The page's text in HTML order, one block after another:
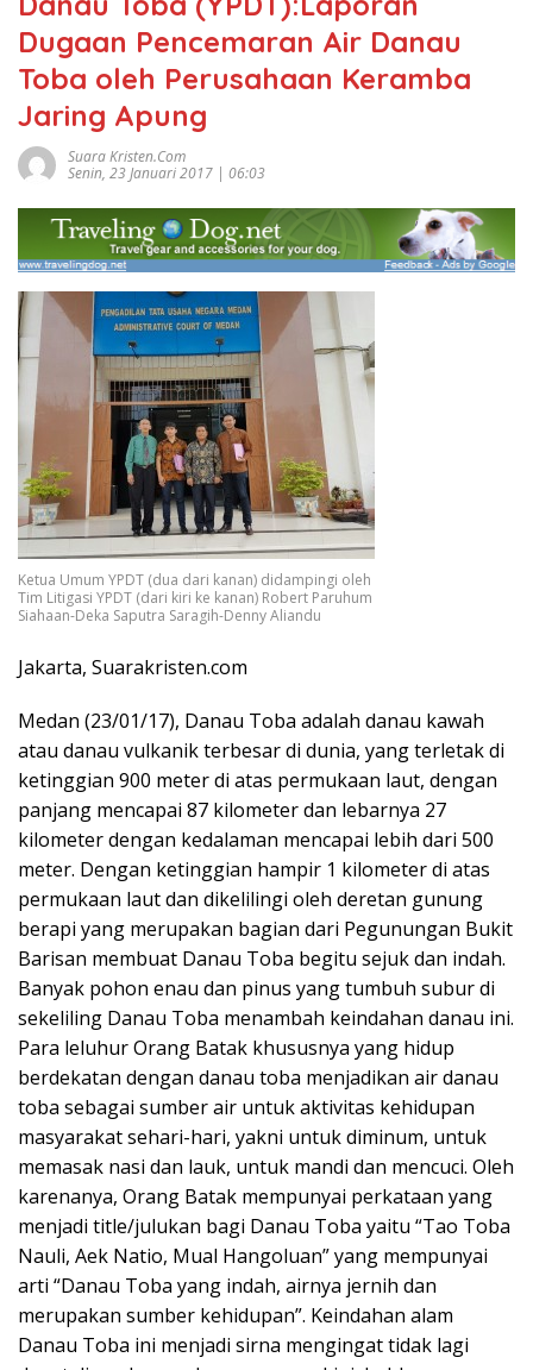
Dugaan Pencemaran Air Danau
Toba oleh Perusahaan Keramba
Jaring Apung
Suara Kristen.com
Senin, 23 Januari 2017 | 06:03
Ketua Umum YPDT (dua dari kanan) didampingi oleh
Tim Litigasi YPDT (dari kiri ke kanan) Robert Paruhum
Siahaan-Deka Saputra Saragih-Denny Aliandu
Jakarta, Suarakristen.com
Medan (23/01/17), Danau Toba adalah danau kawah
atau danau vulkanik terbesar di dunia, yang terletak di
ketinggian 900 meter di atas permukaan laut, dengan
panjang mencapai 87 kilometer dan lebarnya 27
kilometer dengan kedalaman mencapai lebih dari 500
meter. Dengan ketinggian hampir 1 kilometer di atas
permukaan laut dan dikelilingi oleh deretan gunung
berapi yang merupakan bagian dari Pegunungan Bukit
Barisan membuat Danau Toba begitu sejuk dan indah.
Banyak pohon enau dan pinus yang tumbuh subur di
sekeliling Danau Toba menambah keindahan danau ini.
Para leluhur Orang Batak khususnya yang hidup
berdekatan dengan danau toba menjadikan air danau
toba sebagai sumber air untuk aktivitas kehidupan
masyarakat sehari-hari, yakni untuk diminum, untuk
memasak nasi dan lauk, untuk mandi dan mencuci. Oleh
karenanya, Orang Batak mempunyai perkataan yang
menjadi title/julukan bagi Danau Toba yaitu “Tao Toba
Nauli, Aek Natio, Mual Hangoluan” yang mempunyai
arti “Danau Toba yang indah, airnya jernih dan
merupakan sumber kehidupan”. Keindahan alam
Danau Toba ini menjadi sirna mengingat tidak lagi